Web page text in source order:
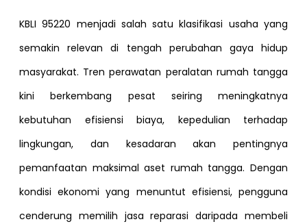
KBLI 95220 menjadi salah satu klasifikasi usaha yang
semakin relevan di tengah perubahan gaya hidup
masyarakat. Tren perawatan peralatan rumah tangga
kini berkembang pesat seiring meningkatnya
kebutuhan efisiensi biaya, kepedulian terhadap
lingkungan, dan kesadaran akan pentingnya
pemanfaatan maksimal aset rumah tangga. Dengan
kondisi ekonomi yang menuntut efisiensi, pengguna
cenderung memilih jasa reparasi daripada membeli